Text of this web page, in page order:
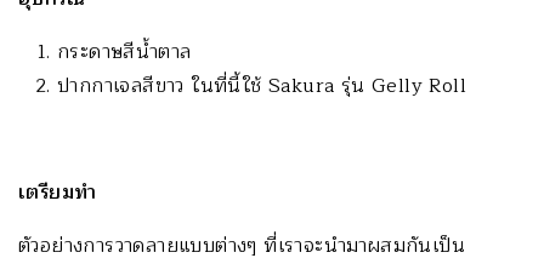
กระดาษสีน้ำตาล
ปากกาเจลสีขาว ในที่นี้ใช้ Sakura รุ่น Gelly Roll
เตรียมทำ
ตัวอย่างการวาดลายแบบต่างๆ ที่เราจะนำมาผสมกันเป็น